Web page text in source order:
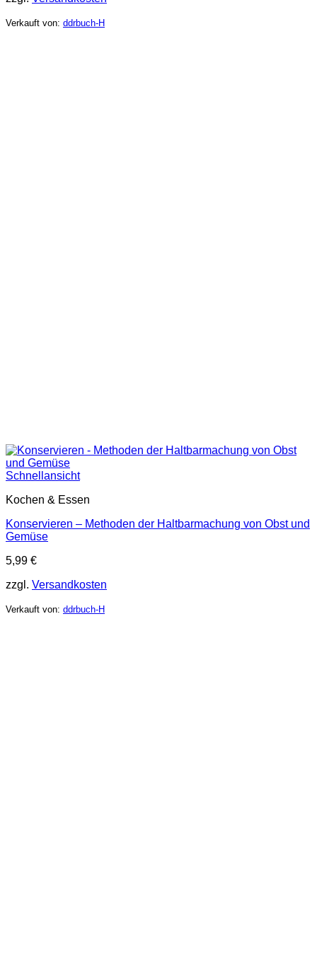
Verkauft von: ddrbuch-H
Schnellansicht
Kochen & Essen
Konservieren – Methoden der Haltbarmachung von Obst und
Gemüse
5,99 €
zzgl. Versandkosten
Verkauft von: ddrbuch-H